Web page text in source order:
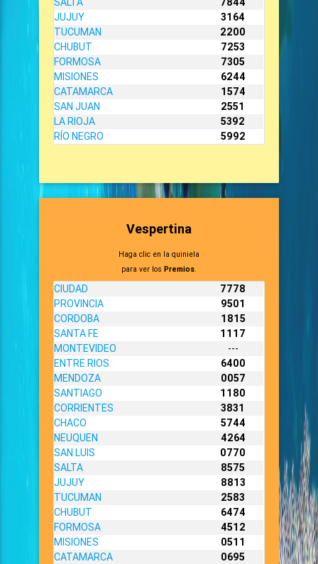
JUJUY
3164
TUCUMAN
2200
CHUBUT
7253
FORMOSA
7305
MISIONES
6244
CATAMARCA
1574
SAN JUAN
2551
LA RIOJA
5392
RÍO NEGRO
5992
Vespertina
Haga clic en la quiniela
para ver los Premios.
CIUDAD
7778
PROVINCIA
9501
CORDOBA
1815
SANTA FE
1117
MONTEVIDEO
---
ENTRE RIOS
6400
MENDOZA
0057
SANTIAGO
1180
CORRIENTES
3831
CHACO
5744
NEUQUEN
4264
SAN LUIS
0770
SALTA
8575
JUJUY
8813
TUCUMAN
2583
CHUBUT
6474
FORMOSA
4512
MISIONES
0511
CATAMARCA
0695